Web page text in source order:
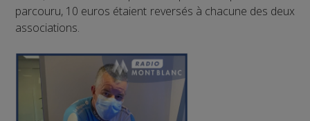
parcouru, 10 euros étaient reversés à chacune des deux
associations.